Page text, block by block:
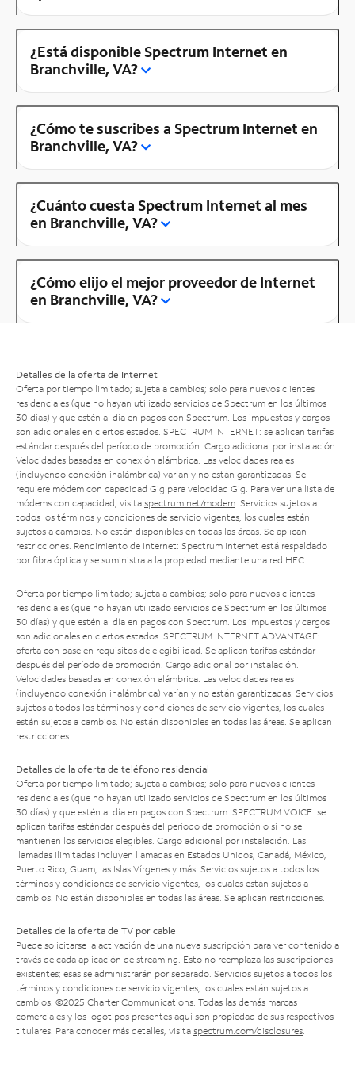
¿Está disponible Spectrum Internet en
Branchville, VA?
¿Cómo te suscribes a Spectrum Internet en
Branchville, VA?
¿Cuánto cuesta Spectrum Internet al mes
en Branchville, VA?
¿Cómo elijo el mejor proveedor de Internet
en Branchville, VA?
Detalles de la oferta de Internet
Oferta por tiempo limitado; sujeta a cambios; solo para nuevos clientes
residenciales (que no hayan utilizado servicios de Spectrum en los últimos
30 días) y que estén al día en pagos con Spectrum. Los impuestos y cargos
son adicionales en ciertos estados. SPECTRUM INTERNET: se aplican tarifas
estándar después del período de promoción. Cargo adicional por instalación.
Velocidades basadas en conexión alámbrica. Las velocidades reales
(incluyendo conexión inalámbrica) varían y no están garantizadas. Se
requiere módem con capacidad Gig para velocidad Gig. Para ver una lista de
módems con capacidad, visita spectrum.net/modem . Servicios sujetos a
todos los términos y condiciones de servicio vigentes, los cuales están
sujetos a cambios. No están disponibles en todas las áreas. Se aplican
restricciones. Rendimiento de Internet: Spectrum Internet está respaldado
por fibra óptica y se suministra a la propiedad mediante una red HFC.
Oferta por tiempo limitado; sujeta a cambios; solo para nuevos clientes
residenciales (que no hayan utilizado servicios de Spectrum en los últimos
30 días) y que estén al día en pagos con Spectrum. Los impuestos y cargos
son adicionales en ciertos estados. SPECTRUM INTERNET ADVANTAGE:
oferta con base en requisitos de elegibilidad. Se aplican tarifas estándar
después del período de promoción. Cargo adicional por instalación.
Velocidades basadas en conexión alámbrica. Las velocidades reales
(incluyendo conexión inalámbrica) varían y no están garantizadas. Servicios
sujetos a todos los términos y condiciones de servicio vigentes, los cuales
están sujetos a cambios. No están disponibles en todas las áreas. Se aplican
restricciones.
Detalles de la oferta de teléfono residencial
Oferta por tiempo limitado; sujeta a cambios; solo para nuevos clientes
residenciales (que no hayan utilizado servicios de Spectrum en los últimos
30 días) y que estén al día en pagos con Spectrum. SPECTRUM VOICE: se
aplican tarifas estándar después del período de promoción o si no se
mantienen los servicios elegibles. Cargo adicional por instalación. Las
llamadas ilimitadas incluyen llamadas en Estados Unidos, Canadá, México,
Puerto Rico, Guam, las Islas Vírgenes y más. Servicios sujetos a todos los
términos y condiciones de servicio vigentes, los cuales están sujetos a
cambios. No están disponibles en todas las áreas. Se aplican restricciones.
Detalles de la oferta de TV por cable
Puede solicitarse la activación de una nueva suscripción para ver contenido a
través de cada aplicación de streaming. Esto no reemplaza las suscripciones
existentes; esas se administrarán por separado. Servicios sujetos a todos los
términos y condiciones de servicio vigentes, los cuales están sujetos a
cambios. ©2025 Charter Communications. Todas las demás marcas
comerciales y los logotipos presentes aquí son propiedad de sus respectivos
titulares. Para conocer más detalles, visita spectrum.com/disclosures